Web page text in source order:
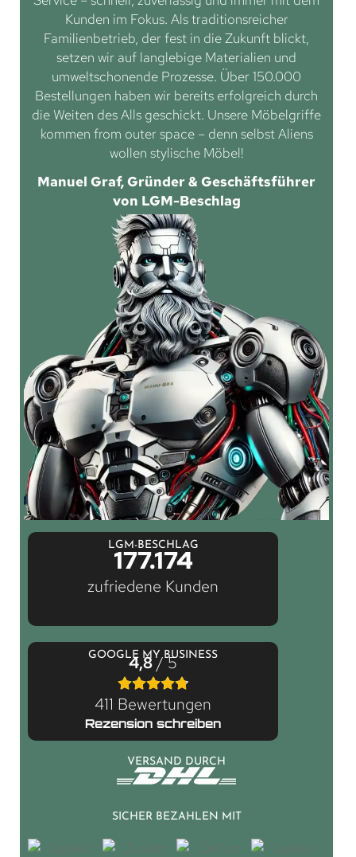
Kunden im Fokus. Als traditionsreicher
Familienbetrieb, der fest in die Zukunft blickt,
setzen wir auf langlebige Materialien und
umweltschonende Prozesse. Über 150.000
Bestellungen haben wir bereits erfolgreich durch
die Weiten des Alls geschickt. Unsere Möbelgriffe
kommen from outer space – denn selbst Aliens
wollen stylische Möbel!
Manuel Graf, Gründer & Geschäftsführer
von LGM-Beschlag
LGM-BESCHLAG
177.174
zufriedene Kunden
GOOGLE MY BUSINESS
4,8/ 5
411 Bewertungen
Rezension schreiben
VERSAND DURCH
SICHER BEZAHLEN MIT